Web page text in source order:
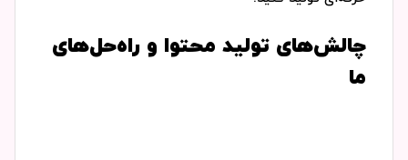
چالش‌های تولید محتوا و راه‌حل‌های
ما